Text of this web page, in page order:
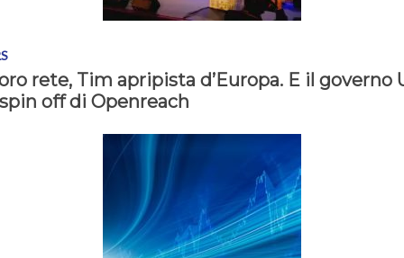
rete, Tim apripista d’Europa. E il governo
off di Openreach